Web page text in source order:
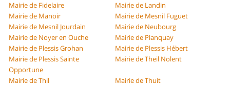
Mairie de Fidelaire
Mairie de Landin
Mairie de Manoir
Mairie de Mesnil Fuguet
Mairie de Mesnil Jourdain
Mairie de Neubourg
Mairie de Noyer en Ouche
Mairie de Planquay
Mairie de Plessis Grohan
Mairie de Plessis Hébert
Mairie de Plessis Sainte
Opportune
Mairie de Theil Nolent
Mairie de Thil
Mairie de Thuit